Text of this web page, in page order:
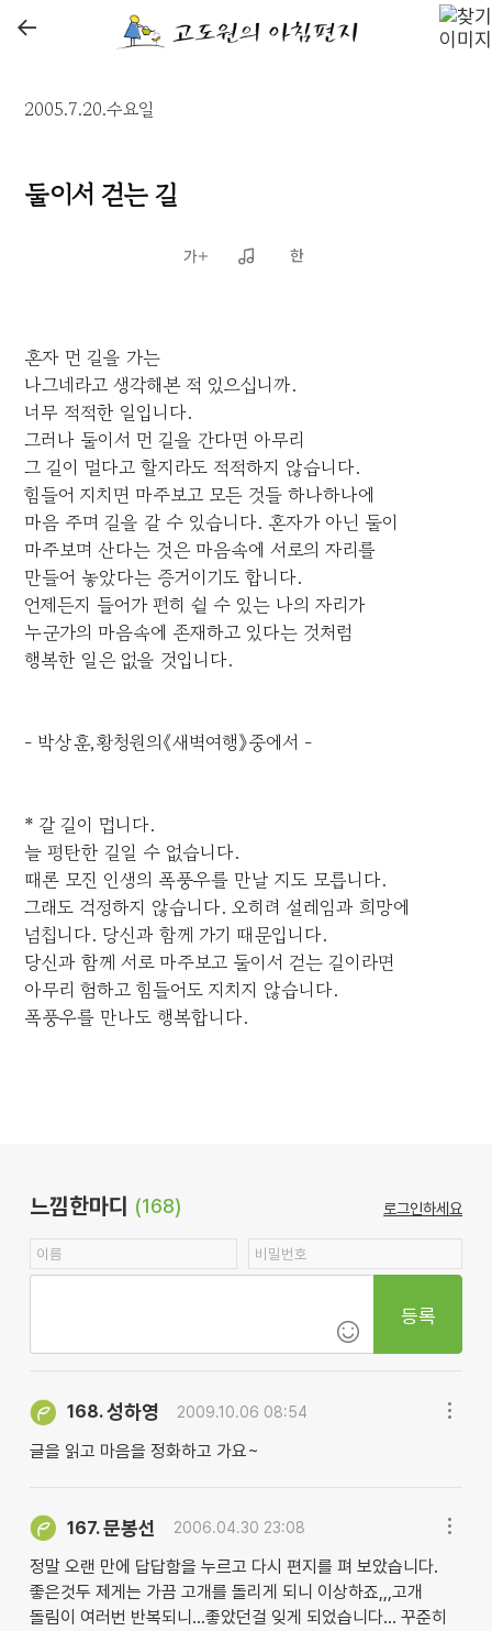
←
2005.7.20.수요일
둘이서 걷는 길
혼자 먼 길을 가는
나그네라고 생각해본 적 있으십니까.
너무 적적한 일입니다.
그러나 둘이서 먼 길을 간다면 아무리
그 길이 멀다고 할지라도 적적하지 않습니다.
힘들어 지치면 마주보고 모든 것들 하나하나에
마음 주며 길을 갈 수 있습니다. 혼자가 아닌 둘이
마주보며 산다는 것은 마음속에 서로의 자리를
만들어 놓았다는 증거이기도 합니다.
언제든지 들어가 편히 쉴 수 있는 나의 자리가
누군가의 마음속에 존재하고 있다는 것처럼
행복한 일은 없을 것입니다.
- 박상훈,황청원의《새벽여행》중에서 -
* 갈 길이 멉니다.
늘 평탄한 길일 수 없습니다.
때론 모진 인생의 폭풍우를 만날 지도 모릅니다.
그래도 걱정하지 않습니다. 오히려 설레임과 희망에
넘칩니다. 당신과 함께 가기 때문입니다.
당신과 함께 서로 마주보고 둘이서 걷는 길이라면
아무리 험하고 힘들어도 지치지 않습니다.
폭풍우를 만나도 행복합니다.
느낌한마디 (168) 로그인하세요
등록
168.성하영 2009.10.06 08:54
글을 읽고 마음을 정화하고 가요~
167.문봉선 2006.04.30 23:08
정말 오랜 만에 답답함을 누르고 다시 편지를 펴 보았습니다.
좋은것두 제게는 가끔 고개를 돌리게 되니 이상하죠,,,고개
돌림이 여러번 반복되니...좋았던걸 잊게 되었습니다... 꾸준히